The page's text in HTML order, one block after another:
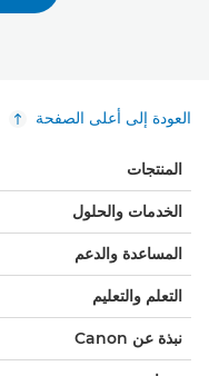
العودة إلى أعلى الصفحة
المنتجات
الخدمات والحلول
المساعدة والدعم
التعلم والتعليم
نبذة عن Canon